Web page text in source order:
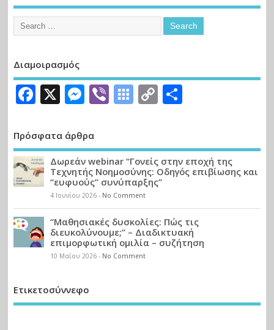
Διαμοιρασμός
Facebook
X Messenger
ViberSymbaloo
Copy
Πρόσφατα άρθρα
Δωρεάν webinar “Γονείς στην εποχή της
Τεχνητής Νοημοσύνης: Οδηγός επιβίωσης και
“ευφυούς” συνύπαρξης”
4 Ιουνίου 2026- No Comment
“Μαθησιακές δυσκολίες: Πώς τις
διευκολύνουμε;” – Διαδικτυακή
επιμορφωτική ομιλία – συζήτηση
10 Μαΐου 2026- No Comment
Ετικετοσύννεφο